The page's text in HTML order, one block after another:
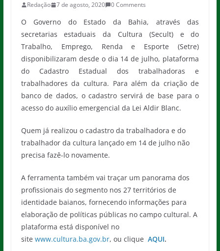
Redação 7 de agosto, 2020 0 Comments
O Governo do Estado da Bahia, através das
secretarias estaduais da Cultura (Secult) e do
Trabalho, Emprego, Renda e Esporte (Setre)
disponibilizaram desde o dia 14 de julho, plataforma
do Cadastro Estadual dos trabalhadoras e
trabalhadores da cultura. Para além da criação de
banco de dados, o cadastro servirá de base para o
acesso do auxílio emergencial da Lei Aldir Blanc.
Quem já realizou o cadastro da trabalhadora e do
trabalhador da cultura lançado em 14 de julho não
precisa fazê-lo novamente.
A ferramenta também vai traçar um panorama dos
profissionais do segmento nos 27 territórios de
identidade baianos, fornecendo informações para
elaboração de políticas públicas no campo cultural. A
plataforma está disponível no
site www.cultura.ba.gov.br, ou clique AQUI.